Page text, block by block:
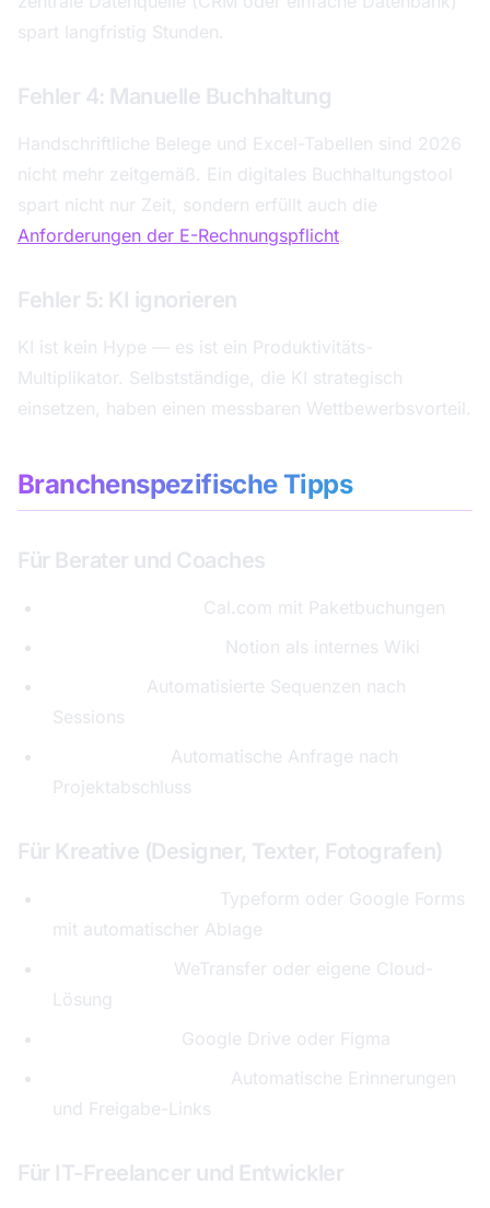
spart langfristig Stunden.
Fehler 4: Manuelle Buchhaltung
Handschriftliche Belege und Excel-Tabellen sind 2026
nicht mehr zeitgemäß. Ein digitales Buchhaltungstool
spart nicht nur Zeit, sondern erfüllt auch die
Anforderungen der E-Rechnungspflicht.
Fehler 5: KI ignorieren
KI ist kein Hype — es ist ein Produktivitäts-
Multiplikator. Selbstständige, die KI strategisch
einsetzen, haben einen messbaren Wettbewerbsvorteil.
Branchenspezifische Tipps
Für Berater und Coaches
Cal.com mit Paketbuchungen
Notion als internes Wiki
Automatisierte Sequenzen nach
Sessions
Automatische Anfrage nach
Projektabschluss
Für Kreative (Designer, Texter, Fotografen)
Typeform oder Google Forms
mit automatischer Ablage
WeTransfer oder eigene Cloud-
Lösung
Google Drive oder Figma
Automatische Erinnerungen
und Freigabe-Links
Für IT-Freelancer und Entwickler